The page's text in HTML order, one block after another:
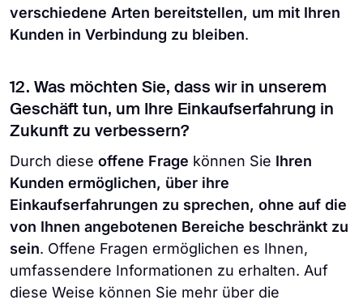
verschiedene Arten bereitstellen, um mit Ihren
Kunden in Verbindung zu bleiben.
12. Was möchten Sie, dass wir in unserem
Geschäft tun, um Ihre Einkaufserfahrung in
Zukunft zu verbessern?
Durch diese offene Frage können Sie Ihren
Kunden ermöglichen, über ihre
Einkaufserfahrungen zu sprechen, ohne auf die
von Ihnen angebotenen Bereiche beschränkt zu
sein. Offene Fragen ermöglichen es Ihnen,
umfassendere Informationen zu erhalten. Auf
diese Weise können Sie mehr über die